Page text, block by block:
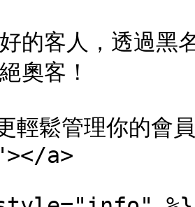
的客人，透過黑
奧客！
輕鬆管理你的
a>